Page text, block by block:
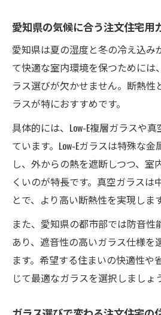
注文住宅に必要な窓ガラ
愛知県で重視すべき注
注文住宅の窓選びに役
はじめての注文住宅ガラ
ト
窓ガラスの基礎知識が
なる
住まいの快適さを高める注
ニック
注文住宅の快適性を高
ニック
ガラス選びで差がつく
向上法
愛知県の気候に合う注文住宅用
愛知県は夏の湿度と冬の冷え込み
て快適な室内環境を保つためには
ラス選びが欠かせません。断熱性
ラスが特におすすめです。
具体的には、Low-E複層ガラスや
ています。Low-Eガラスは特殊な
し、外からの熱を遮断しつつ、室
くいのが特長です。真空ガラスは
とで、より高い断熱性を実現します
また、愛知県の都市部では防音性
あり、遮音性の高いガラス仕様を
ます。希望する住まいの快適性や
じて最適なガラスを選択しましょ